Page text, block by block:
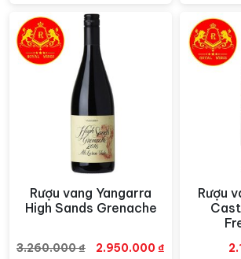
là:
2.650.000 ₫.
2.350.000 ₫.
Xem nhanh
Rượu vang Yangarra
High Sands Grenache
3.260.000₫
Giá
2.950.000 ₫
Rượu